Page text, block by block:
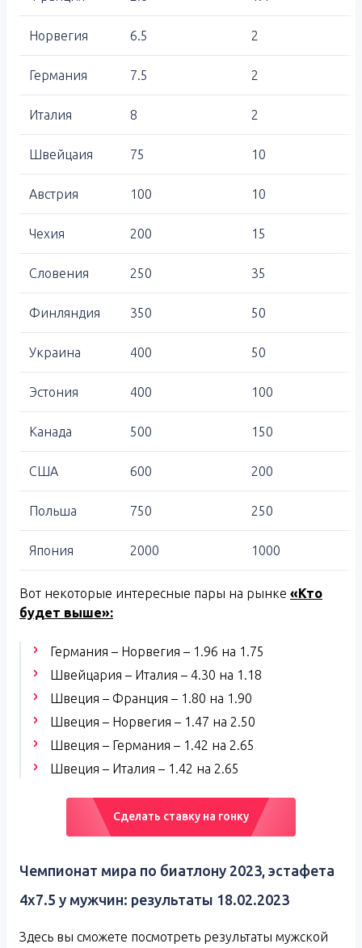
Норвегия 6.5 2
Германия 7.5 2
Италия 8 2
Швейцаия 75 10
Австрия 100 10
Чехия 200 15
Словения 250 35
Финляндия 350 50
Украина 400 50
Эстония 400 100
Канада 500 150
США 600 200
Польша 750 250
Япония 2000 1000
Вот некоторые интересные пары на рынке «Кто
будет выше»:
Германия – Норвегия – 1.96 на 1.75
Швейцария – Италия – 4.30 на 1.18
Швеция – Франция – 1.80 на 1.90
Швеция – Норвегия – 1.47 на 2.50
Швеция – Германия – 1.42 на 2.65
Швеция – Италия – 1.42 на 2.65
Сделать ставку на гонку
Чемпионат мира по биатлону 2023, эстафета
4х7.5 у мужчин: результаты 18.02.2023
Здесь вы сможете посмотреть результаты мужской